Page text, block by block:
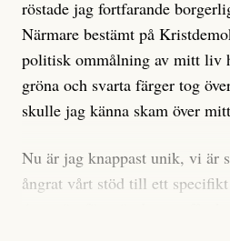
får veta är att personen har
under åren, att den har raderat
sociala medier, att artikelns
på personens ekonomi och att
anonyma röster inom rörelsen
anses vara anledningar att titta
men ingenting av detta är
röstade jag fortfarande
Närmare bestämt på
politisk ommålning av mitt liv
gröna och svarta färger tog
skulle jag känna skam över
Nu är jag knappast unik, vi är
ångrat vårt stöd till ett